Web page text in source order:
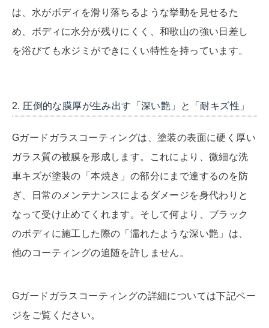
は、水がボディを滑り落ちるような挙動を見せるた
め、ボディに水分が残りにくく、和歌山の強い日差し
を浴びても水ジミができにくい特性を持っています。
2. 圧倒的な膜厚が生み出す「深い艶」と「耐キズ性」
Gガードガラスコーティングは、塗装の表面に硬く厚い
ガラス質の被膜を形成します。これにより、微細な洗
車キズが塗装の「本焼き」の部分にまで達するのを防
ぎ、日常のメンテナンスによるダメージを身代わりと
なって受け止めてくれます。そして何より、ブラック
のボディに施工した際の「濡れたような深い艶」は、
他のコーティングの追随を許しません。
Gガードガラスコーティングの詳細については下記ペー
ジをご覧ください。